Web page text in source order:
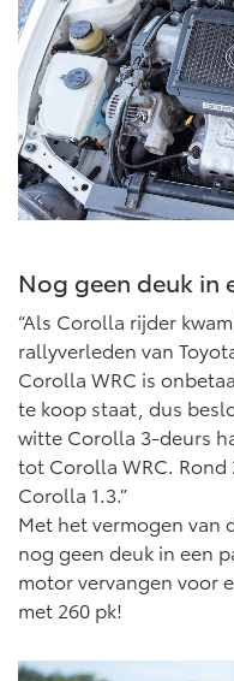
bZ4X
BATTERIJ-ELEKTRISCH
Mirai
WATERSTOF-ELEKTRISCH
Vanaf € 76.695,-
Proace (excl. BTW)
ELEKTRISCH
Connected check
Navigatie updates
Nog geen deuk in
“Als Corolla rijder
rallyverleden van
Corolla WRC is
te koop staat, dus
witte Corolla 3-deurs
tot Corolla WRC. Rond
Corolla 1.3.”
Met het vermogen van
nog geen deuk in een
motor vervangen voor
met 260 pk!